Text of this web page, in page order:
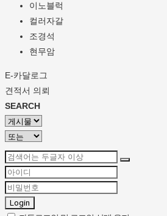
이노블럭
컬러자갈
조경석
현무암
E-카달로그
견적서 의뢰
SEARCH
Login